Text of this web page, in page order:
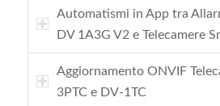
Automatismi in App tra
DV 1A3G V2 e Telecamere
Aggiornamento ONVIF
3PTC e DV-1TC